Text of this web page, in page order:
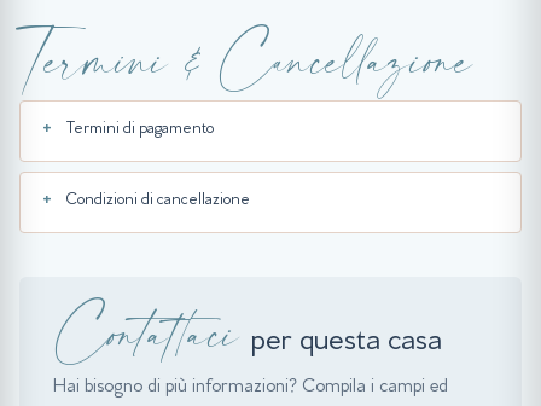
Termini & Cancellazione
Termini di pagamento
Condizioni di cancellazione
Contattaci per questa casa
Hai bisogno di più informazioni? Compila i campi ed